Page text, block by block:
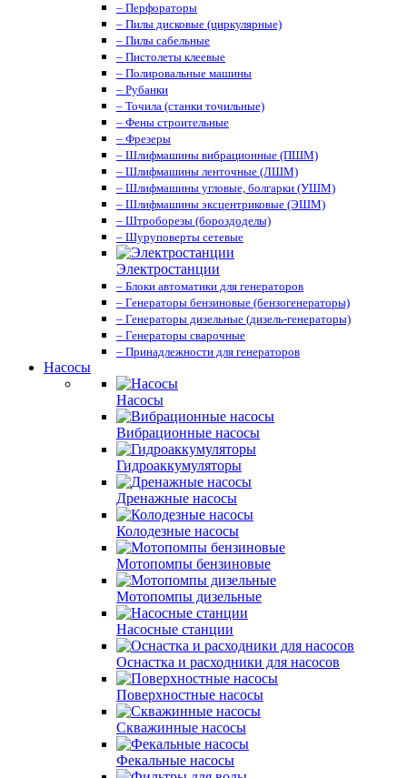
– Перфораторы
– Пилы дисковые (циркулярные)
– Пилы сабельные
– Пистолеты клеевые
– Полировальные машины
– Рубанки
– Точила (станки точильные)
– Фены строительные
– Фрезеры
– Шлифмашины вибрационные (ПШМ)
– Шлифмашины ленточные (ЛШМ)
– Шлифмашины угловые, болгарки (УШМ)
– Шлифмашины эксцентриковые (ЭШМ)
– Штроборезы (бороздоделы)
– Шуруповерты сетевые
Электростанции
– Блоки автоматики для генераторов
– Генераторы бензиновые (бензогенераторы)
– Генераторы дизельные (дизель-генераторы)
– Генераторы сварочные
– Принадлежности для генераторов
Насосы
Насосы
Вибрационные насосы
Гидроаккумуляторы
Дренажные насосы
Колодезные насосы
Мотопомпы бензиновые
Мотопомпы дизельные
Насосные станции
Оснастка и расходники для насосов
Поверхностные насосы
Скважинные насосы
Фекальные насосы